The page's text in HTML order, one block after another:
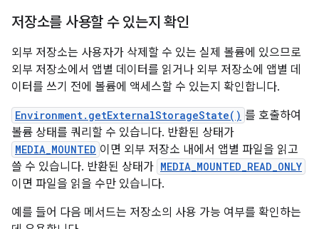
저장소를 사용할 수 있는지 확인
외부 저장소는 사용자가 삭제할 수 있는 실제 볼륨에 있으므로
외부 저장소에서 앱별 데이터를 읽거나 외부 저장소에 앱별 데
이터를 쓰기 전에 볼륨에 액세스할 수 있는지 확인합니다.
Environment.getExternalStorageState() 를 호출하여
볼륨 상태를 쿼리할 수 있습니다. 반환된 상태가
MEDIA_MOUNTED 이면 외부 저장소 내에서 앱별 파일을 읽고
쓸 수 있습니다. 반환된 상태가 MEDIA_MOUNTED_READ_ONLY
이면 파일을 읽을 수만 있습니다.
예를 들어 다음 메서드는 저장소의 사용 가능 여부를 확인하는